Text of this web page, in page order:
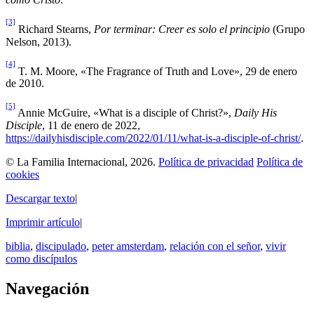
[3]
Richard Stearns, Por terminar: Creer es solo el principio (Grupo
Nelson, 2013).
[4]
T. M. Moore, «The Fragrance of Truth and Love», 29 de enero
de 2010.
[5]
Annie McGuire, «What is a disciple of Christ?», Daily His
Disciple, 11 de enero de 2022,
https://dailyhisdisciple.com/2022/01/11/what-is-a-disciple-of-christ/.
© La Familia Internacional, 2026. Política de privacidad Política de
cookies
Descargar texto|
Imprimir artículo|
biblia, discipulado, peter amsterdam, relación con el señor, vivir
como discípulos
Navegación